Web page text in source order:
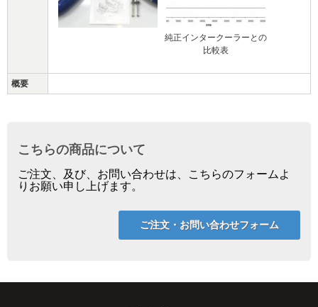
純正インタークーラーとの
比較表
概要
こちらの商品について
ご注文、及び、お問い合わせは、こちらのフォームよ
りお願い申し上げます。
ご注文・お問い合わせフォーム